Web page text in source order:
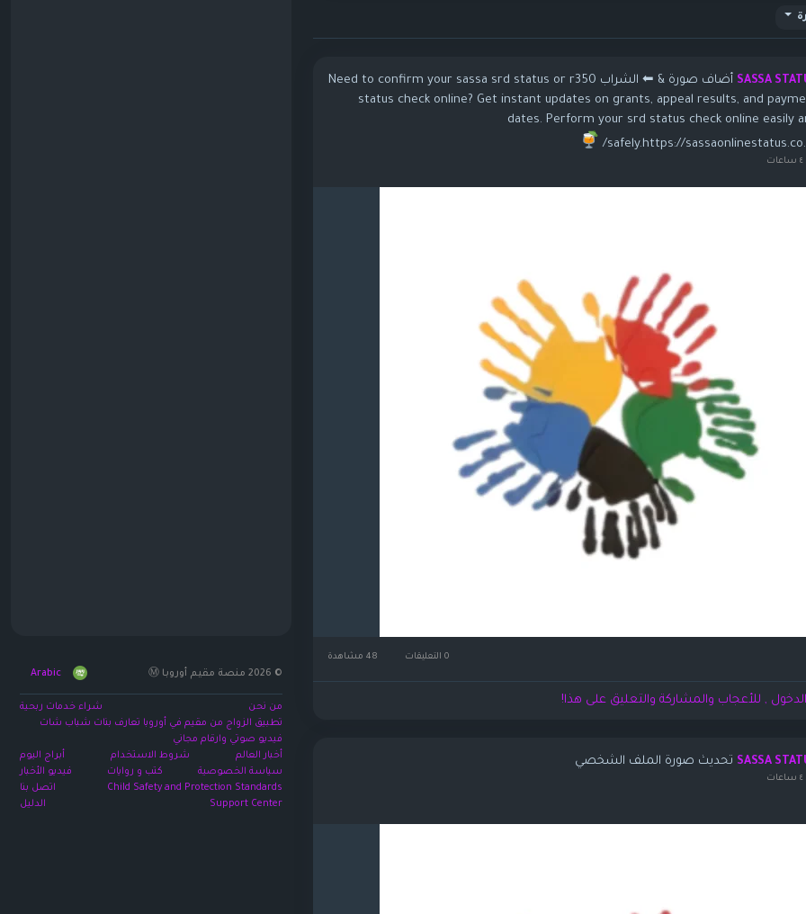
SASSA أضاف صورة
& ⬅ الشراب Need to confirm your sassa srd status or r350
status check online? Get instant updates on grants, appeal results, and
dates. Perform your srd status check online easily
safely.https://
0 التعليقات
, للأعجاب والمشاركة والتعليق على هذا!
SASSA تحديث صورة الملف الشخصي
© 2026 منصة مقيم أوروبا Ⓜ️ Arabic
من نحن
شراء خدمات ربحية
تطبيق الزواج من مقيم في أوروبا تعارف بنات شباب شات
فيديو صوتي وارقام مجاني
أخبار العالم
شروط الاستخدام
أبراج اليوم
سياسة الخصوصية
كتب و روايات
فيديو الأخبار
Child Safety and Protection Standards
اتصل بنا
Support Center
الدليل